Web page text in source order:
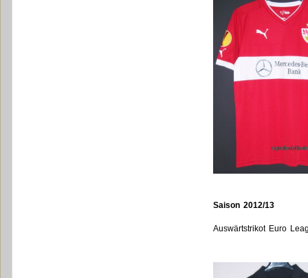
Saison 2012/13
Auswärtstrikot Euro